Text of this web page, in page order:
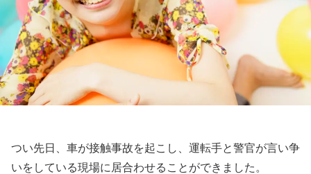
つい先日、車が接触事故を起こし、運転手と警官が言い争
いをしている現場に居合わせることができました。